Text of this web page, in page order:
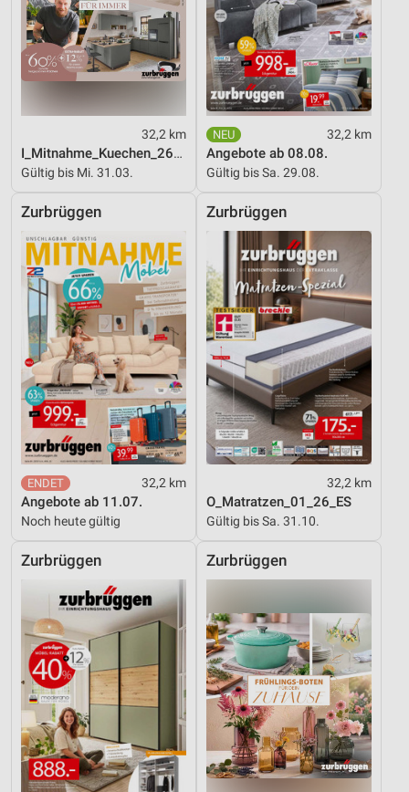
32,2 km
I_Mitnahme_Kuechen_26_ES
Gültig bis Mi. 31.03.
32,2 km
Angebote ab 08.08.
Gültig bis Sa. 29.08.
Zurbrüggen
32,2 km
Angebote ab 11.07.
Noch heute gültig
Zurbrüggen
32,2 km
O_Matratzen_01_26_ES
Gültig bis Sa. 31.10.
Zurbrüggen Zurbrüggen
Erstellung von Profilen für personalisierte
Werbung
Verwendung von Profilen zur Auswahl
Erstellung von Profilen zur Personalisierung
von Inhalten
Messung der Werbeleistung
Messung der Performance von Inhalten
Analyse von Zielgruppen durch Statistiken oder
Kombinationen von Daten aus verschiedenen
Quellen
Entwicklung und Verbesserung der Angebote
Verwendung reduzierter Daten zur Auswahl von
Inhalten
IAB-Besonderheiten:
Verwendung genauer Standortdaten
Geräte anhand von aktiv angeforderten
Notwendig
Performance
Funktional
Werbung